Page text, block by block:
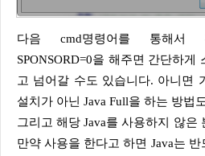
다음 cmd명령어를 통해서 간단하게 Javasetup8i66
SPONSORD=0을 해주면 간단하
고 넘어갈 수도 있습니다. 아니면
설치가 아닌 Java Full을 하는 방법
그리고 해당 Java를 사용하지 않은 분들은 크게 상관은 없으나
만약 사용을 한다고 하면 Java는